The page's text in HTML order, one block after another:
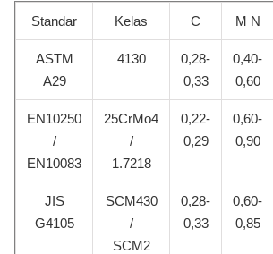
Standar Kelas C M N
ASTM
A29
4130
0,28-
0,33
0,40-
0,60
EN10250
/
EN10083
25CrMo4
/
1.7218
0,22-
0,29
0,60-
0,90
JIS
G4105
SCM430
/
SCM2
0,28-
0,33
0,60-
0,85